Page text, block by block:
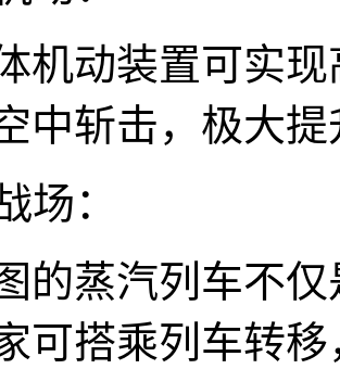
机动装置可实
中斩击，极大
场：
的蒸汽列车不
可搭乘列车转